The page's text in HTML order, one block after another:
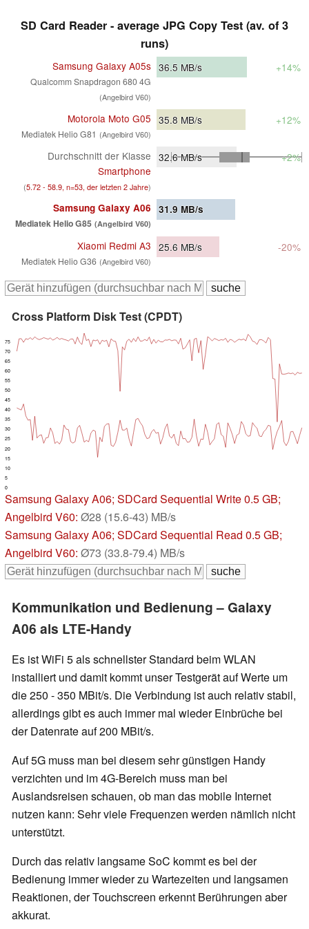
SD Card Reader - average JPG Copy Test (av. of 3
runs)
Samsung Galaxy A05s
Qualcomm Snapdragon 680 4G
(Angelbird V60)
36.5 MB/s +14%
Motorola Moto G05
Mediatek Helio G81 (Angelbird V60)
35.8 MB/s +12%
Durchschnitt der Klasse
Smartphone
(5.72 - 58.9, n=53, der letzten 2 Jahre)
32.6MB/s +2%
Samsung Galaxy A06
Mediatek Helio G85 (Angelbird V60)
31.9 MB/s
Xiaomi Redmi A3
Mediatek Helio G36 (Angelbird V60)
25.6 MB/s -20%
Cross Platform Disk Test (CPDT)
0
5
10
15
20
25
30
35
40
45
50
55
60
65
70
75
Samsung Galaxy A06; SDCard Sequential Write 0.5 GB;
Angelbird V60: Ø28 (15.6-43) MB/s
Samsung Galaxy A06; SDCard Sequential Read 0.5 GB;
Angelbird V60: Ø73 (33.8-79.4) MB/s
Kommunikation und Bedienung – Galaxy
A06 als LTE-Handy
Es ist WiFi 5 als schnellster Standard beim WLAN
installiert und damit kommt unser Testgerät auf Werte um
die 250 - 350 MBit/s. Die Verbindung ist auch relativ stabil,
allerdings gibt es auch immer mal wieder Einbrüche bei
der Datenrate auf 200 MBit/s.
Auf 5G muss man bei diesem sehr günstigen Handy
verzichten und im 4G-Bereich muss man bei
Auslandsreisen schauen, ob man das mobile Internet
nutzen kann: Sehr viele Frequenzen werden nämlich nicht
unterstützt.
Durch das relativ langsame SoC kommt es bei der
Bedienung immer wieder zu Wartezeiten und langsamen
Reaktionen, der Touchscreen erkennt Berührungen aber
akkurat.